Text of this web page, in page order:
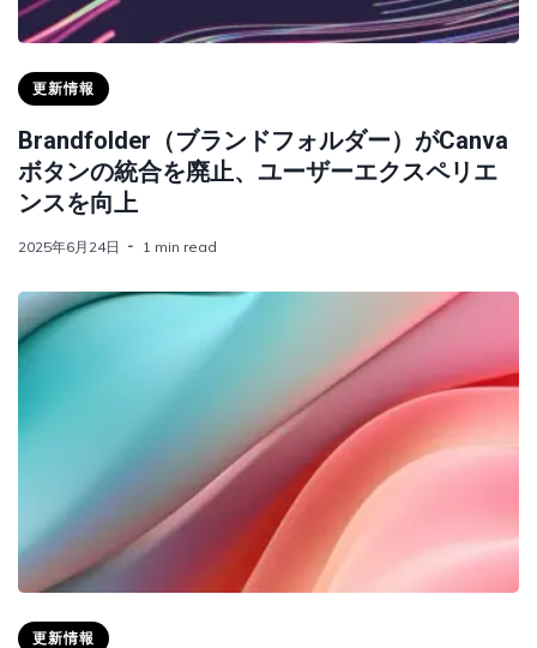
更新情報
Brandfolder（ブランドフォルダー）がCanva
ボタンの統合を廃止、ユーザーエクスペリエ
ンスを向上
2025年6月24日 1 min read
更新情報